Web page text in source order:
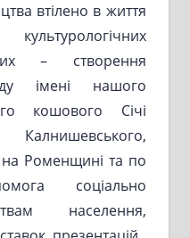
втілено в життя
– створення
імені нашого
кошового Січі
на Роменщині та по
соціально
населення,